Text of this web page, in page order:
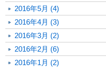
2016年5月 (4)
2016年4月 (3)
2016年3月 (2)
2016年2月 (6)
2016年1月 (2)